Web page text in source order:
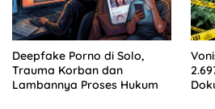
Deepfake Porno di Solo,
Trauma Korban dan
Lambannya Proses Hukum